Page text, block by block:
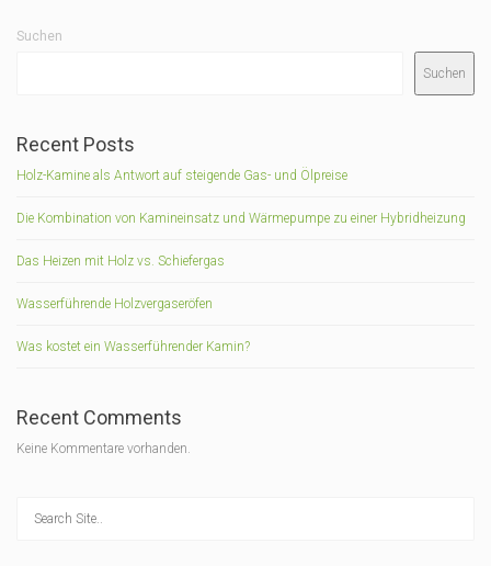
Suchen
Suchen
Recent Posts
Holz-Kamine als Antwort auf steigende Gas- und Ölpreise
Die Kombination von Kamineinsatz und Wärmepumpe zu einer Hybridheizung
Das Heizen mit Holz vs. Schiefergas
Wasserführende Holzvergaseröfen
Was kostet ein Wasserführender Kamin?
Recent Comments
Keine Kommentare vorhanden.